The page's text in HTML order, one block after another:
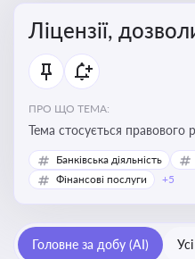
Ліцензії,
ПРО ЩО ТЕМА:
Тема стосується правового
переоформлення, анулювання
необхідних для
Банківська діяльність
Фінансові послуги
+5
Головне за добу (AI)